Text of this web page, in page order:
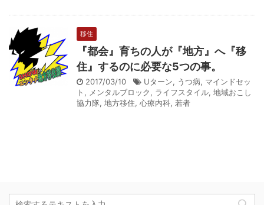
移住
『都会』育ちの人が『地方』へ『移
住』するのに必要な5つの事。
2017/03/10 Uターン, うつ病, マインドセッ
ト , メンタルブロック, ライフスタイル, 地域おこし
協力隊, 地方移住, 心療内科, 若者